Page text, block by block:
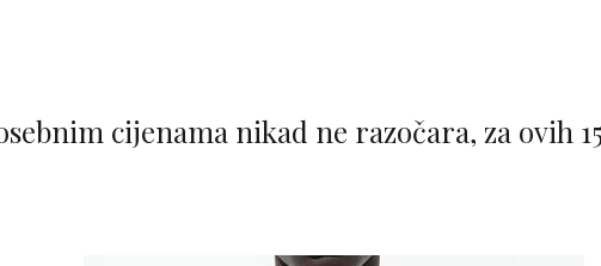
cijenama nikad ne razočara, za ovih